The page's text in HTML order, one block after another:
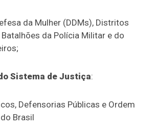
da Mulher (DDMs), Distritos
da Polícia Militar e do
Sistema de Justiça:
Defensorias Públicas e Ordem
Brasil